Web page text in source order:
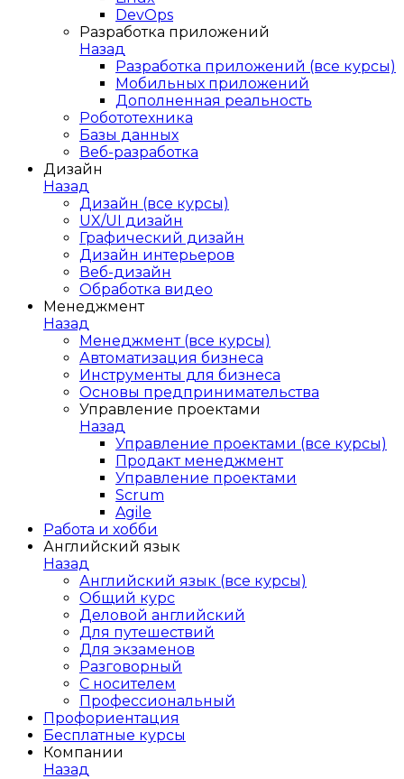
DevOps
Разработка приложений
Назад
Разработка приложений (все курсы)
Мобильных приложений
Дополненная реальность
Робототехника
Базы данных
Веб-разработка
Дизайн
Назад
Дизайн (все курсы)
UX/UI дизайн
Графический дизайн
Дизайн интерьеров
Веб-дизайн
Обработка видео
Менеджмент
Назад
Менеджмент (все курсы)
Автоматизация бизнеса
Инструменты для бизнеса
Основы предпринимательства
Управление проектами
Назад
Управление проектами (все курсы)
Продакт менеджмент
Управление проектами
Scrum
Agile
Работа и хобби
Английский язык
Назад
Английский язык (все курсы)
Общий курс
Деловой английский
Для путешествий
Для экзаменов
Разговорный
С носителем
Профессиональный
Профориентация
Бесплатные курсы
Компании
Назад